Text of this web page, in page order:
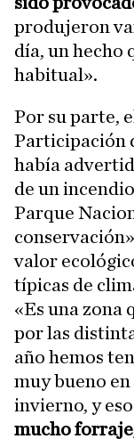
produjeron
día, un hecho
habitual».
Por su parte,
Participación
había
de un
Parque
valor
típicas de
«Es una zona
por las
año hemos
muy bueno
invierno, y
mucho